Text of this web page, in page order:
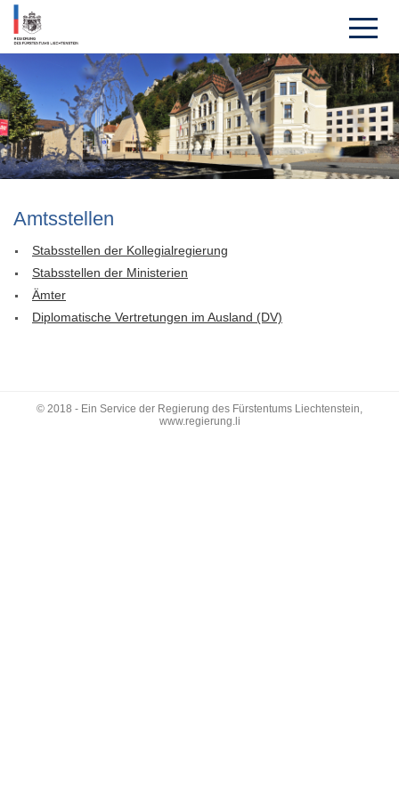
Amts­stellen
Stabsstellen der Kollegialregierung
Stabsstellen der Ministerien
Ämter
Diplomatische Vertretungen im Ausland (DV)
© 2018 - Ein Service der Regierung des Fürstentums Liechtenstein,
www.regierung.li